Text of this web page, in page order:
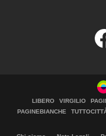
LIBERO VIRGILIO
PAGINEBIANCHE